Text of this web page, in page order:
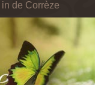
de Corrèze